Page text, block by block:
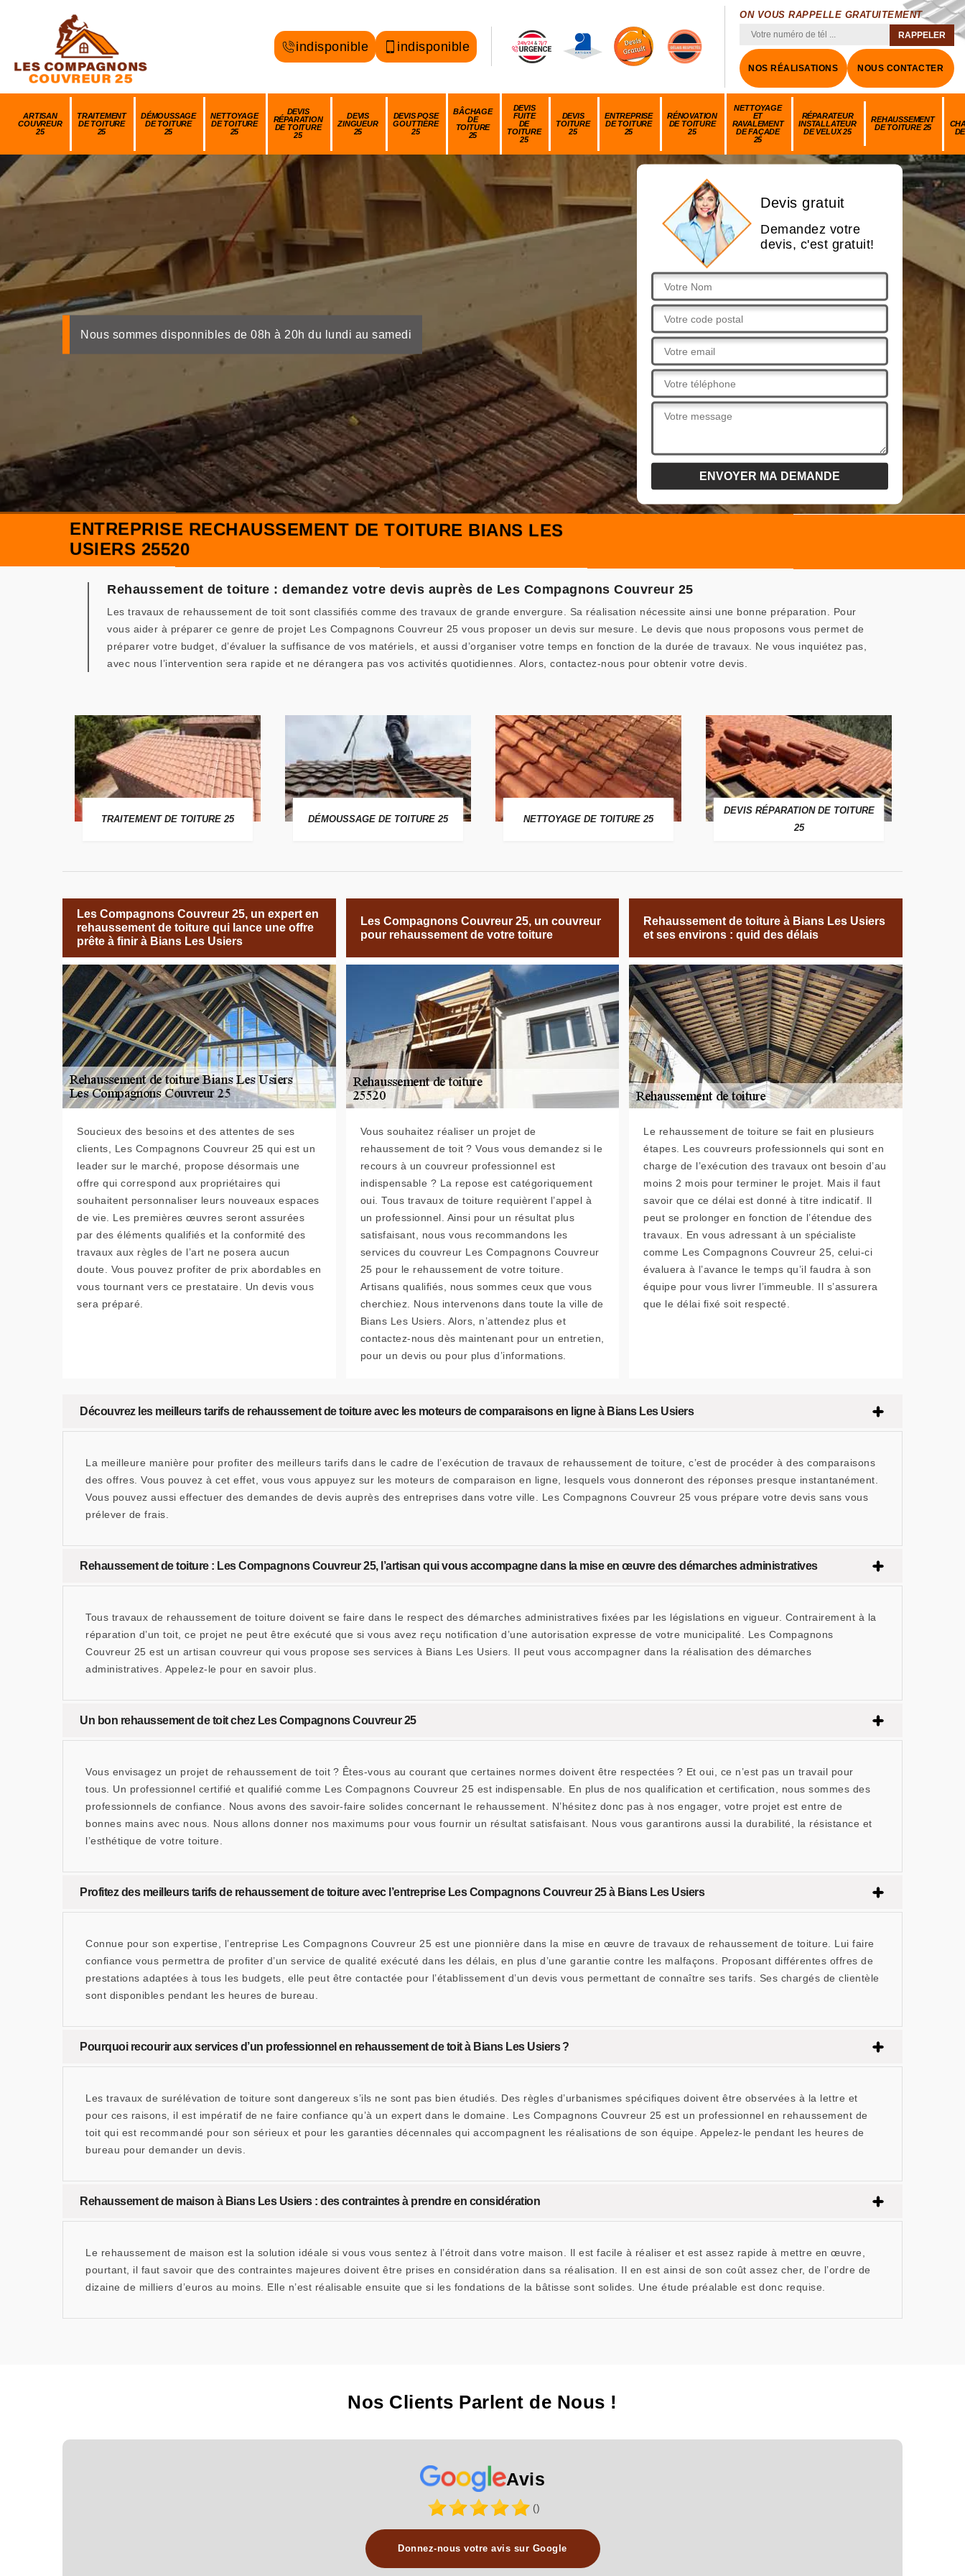
indisponible indisponible
ON VOUS RAPPELLE GRATUITEMENT
NOS RÉALISATIONS NOUS CONTACTER
ARTISAN
COUVREUR
25
TRAITEMENT
DE TOITURE
25
DÉMOUSSAGE
DE TOITURE
25
NETTOYAGE
DE TOITURE
25
DEVIS
RÉPARATION
DE TOITURE
25
DEVIS
ZINGUEUR
25
DEVIS POSE
GOUTTIÈRE
25
BÂCHAGE
DE
TOITURE
25
DEVIS
FUITE
DE
TOITURE
25
DEVIS
TOITURE
25
ENTREPRISE
DE TOITURE
25
RÉNOVATION
DE TOITURE
25
NETTOYAGE
ET
RAVALEMENT
DE FAÇADE
25
RÉPARATEUR
INSTALLATEUR
DE VELUX 25
REHAUSSEMENT
DE TOITURE 25
Nous sommes disponnibles de 08h à 20h du lundi au samedi
Devis gratuit
Demandez votre
devis, c'est gratuit!
ENTREPRISE RECHAUSSEMENT DE TOITURE BIANS LES
USIERS 25520
Rehaussement de toiture : demandez votre devis auprès de Les Compagnons Couvreur 25
Les travaux de rehaussement de toit sont classifiés comme des travaux de grande envergure. Sa réalisation nécessite ainsi une bonne préparation. Pour
vous aider à préparer ce genre de projet Les Compagnons Couvreur 25 vous proposer un devis sur mesure. Le devis que nous proposons vous permet de
préparer votre budget, d’évaluer la suffisance de vos matériels, et aussi d’organiser votre temps en fonction de la durée de travaux. Ne vous inquiétez pas,
avec nous l’intervention sera rapide et ne dérangera pas vos activités quotidiennes. Alors, contactez-nous pour obtenir votre devis.
TRAITEMENT DE TOITURE 25 DÉMOUSSAGE DE TOITURE 25 NETTOYAGE DE TOITURE 25
DEVIS RÉPARATION DE TOITURE
25
Les Compagnons Couvreur 25, un expert en
rehaussement de toiture qui lance une offre
prête à finir à Bians Les Usiers
Soucieux des besoins et des attentes de ses
clients, Les Compagnons Couvreur 25 qui est un
leader sur le marché, propose désormais une
offre qui correspond aux propriétaires qui
souhaitent personnaliser leurs nouveaux espaces
de vie. Les premières œuvres seront assurées
par des éléments qualifiés et la conformité des
travaux aux règles de l’art ne posera aucun
doute. Vous pouvez profiter de prix abordables en
vous tournant vers ce prestataire. Un devis vous
sera préparé.
Les Compagnons Couvreur 25, un couvreur
pour rehaussement de votre toiture
Vous souhaitez réaliser un projet de
rehaussement de toit ? Vous vous demandez si le
recours à un couvreur professionnel est
indispensable ? La repose est catégoriquement
oui. Tous travaux de toiture requièrent l’appel à
un professionnel. Ainsi pour un résultat plus
satisfaisant, nous vous recommandons les
services du couvreur Les Compagnons Couvreur
25 pour le rehaussement de votre toiture.
Artisans qualifiés, nous sommes ceux que vous
cherchiez. Nous intervenons dans toute la ville de
Bians Les Usiers. Alors, n’attendez plus et
contactez-nous dès maintenant pour un entretien,
pour un devis ou pour plus d’informations.
Rehaussement de toiture à Bians Les Usiers
et ses environs : quid des délais
Le rehaussement de toiture se fait en plusieurs
étapes. Les couvreurs professionnels qui sont en
charge de l’exécution des travaux ont besoin d’au
moins 2 mois pour terminer le projet. Mais il faut
savoir que ce délai est donné à titre indicatif. Il
peut se prolonger en fonction de l’étendue des
travaux. En vous adressant à un spécialiste
comme Les Compagnons Couvreur 25, celui-ci
évaluera à l’avance le temps qu’il faudra à son
équipe pour vous livrer l’immeuble. Il s’assurera
que le délai fixé soit respecté.
Découvrez les meilleurs tarifs de rehaussement de toiture avec les moteurs de comparaisons en ligne à Bians Les Usiers
La meilleure manière pour profiter des meilleurs tarifs dans le cadre de l’exécution de travaux de rehaussement de toiture, c’est de procéder à des comparaisons
des offres. Vous pouvez à cet effet, vous vous appuyez sur les moteurs de comparaison en ligne, lesquels vous donneront des réponses presque instantanément.
Vous pouvez aussi effectuer des demandes de devis auprès des entreprises dans votre ville. Les Compagnons Couvreur 25 vous prépare votre devis sans vous
prélever de frais.
Rehaussement de toiture : Les Compagnons Couvreur 25, l’artisan qui vous accompagne dans la mise en œuvre des démarches administratives
Tous travaux de rehaussement de toiture doivent se faire dans le respect des démarches administratives fixées par les législations en vigueur. Contrairement à la
réparation d’un toit, ce projet ne peut être exécuté que si vous avez reçu notification d’une autorisation expresse de votre municipalité. Les Compagnons
Couvreur 25 est un artisan couvreur qui vous propose ses services à Bians Les Usiers. Il peut vous accompagner dans la réalisation des démarches
administratives. Appelez-le pour en savoir plus.
Un bon rehaussement de toit chez Les Compagnons Couvreur 25
Vous envisagez un projet de rehaussement de toit ? Êtes-vous au courant que certaines normes doivent être respectées ? Et oui, ce n’est pas un travail pour
tous. Un professionnel certifié et qualifié comme Les Compagnons Couvreur 25 est indispensable. En plus de nos qualification et certification, nous sommes des
professionnels de confiance. Nous avons des savoir-faire solides concernant le rehaussement. N’hésitez donc pas à nos engager, votre projet est entre de
bonnes mains avec nous. Nous allons donner nos maximums pour vous fournir un résultat satisfaisant. Nous vous garantirons aussi la durabilité, la résistance et
l’esthétique de votre toiture.
Profitez des meilleurs tarifs de rehaussement de toiture avec l’entreprise Les Compagnons Couvreur 25 à Bians Les Usiers
Connue pour son expertise, l’entreprise Les Compagnons Couvreur 25 est une pionnière dans la mise en œuvre de travaux de rehaussement de toiture. Lui faire
confiance vous permettra de profiter d’un service de qualité exécuté dans les délais, en plus d’une garantie contre les malfaçons. Proposant différentes offres de
prestations adaptées à tous les budgets, elle peut être contactée pour l’établissement d’un devis vous permettant de connaître ses tarifs. Ses chargés de clientèle
sont disponibles pendant les heures de bureau.
Pourquoi recourir aux services d’un professionnel en rehaussement de toit à Bians Les Usiers ?
Les travaux de surélévation de toiture sont dangereux s’ils ne sont pas bien étudiés. Des règles d’urbanismes spécifiques doivent être observées à la lettre et
pour ces raisons, il est impératif de ne faire confiance qu’à un expert dans le domaine. Les Compagnons Couvreur 25 est un professionnel en rehaussement de
toit qui est recommandé pour son sérieux et pour les garanties décennales qui accompagnent les réalisations de son équipe. Appelez-le pendant les heures de
bureau pour demander un devis.
Rehaussement de maison à Bians Les Usiers : des contraintes à prendre en considération
Le rehaussement de maison est la solution idéale si vous vous sentez à l’étroit dans votre maison. Il est facile à réaliser et est assez rapide à mettre en œuvre,
pourtant, il faut savoir que des contraintes majeures doivent être prises en considération dans sa réalisation. Il en est ainsi de son coût assez cher, de l’ordre de
dizaine de milliers d’euros au moins. Elle n’est réalisable ensuite que si les fondations de la bâtisse sont solides. Une étude préalable est donc requise.
Nos Clients Parlent de Nous !
Avis
()
Donnez-nous votre avis sur Google